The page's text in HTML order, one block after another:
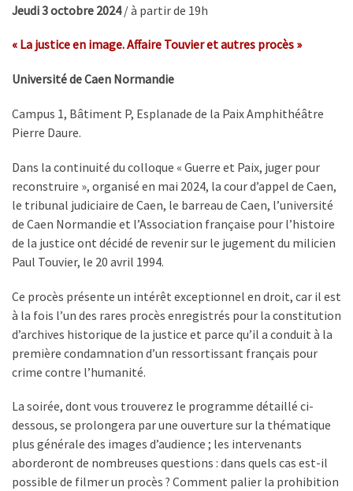
Jeudi 3 octobre 2024/ à partir de 19h
« La justice en image. Affaire Touvier et autres procès »
Université de Caen Normandie
Campus 1, Bâtiment P, Esplanade de la Paix Amphithéâtre
Pierre Daure.
Dans la continuité du colloque « Guerre et Paix, juger pour
reconstruire », organisé en mai 2024, la cour d’appel de Caen,
le tribunal judiciaire de Caen, le barreau de Caen, l’université
de Caen Normandie et l’Association française pour l’histoire
de la justice ont décidé de revenir sur le jugement du milicien
Paul Touvier, le 20 avril 1994.
Ce procès présente un intérêt exceptionnel en droit, car il est
à la fois l’un des rares procès enregistrés pour la constitution
d’archives historique de la justice et parce qu’il a conduit à la
première condamnation d’un ressortissant français pour
crime contre l’humanité.
La soirée, dont vous trouverez le programme détaillé ci-
dessous, se prolongera par une ouverture sur la thématique
plus générale des images d’audience ; les intervenants
aborderont de nombreuses questions : dans quels cas est-il
possible de filmer un procès ? Comment palier la prohibition